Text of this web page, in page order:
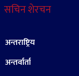
सचिन शेरचन
अन्तराष्ट्रिय
अन्तर्वार्ता